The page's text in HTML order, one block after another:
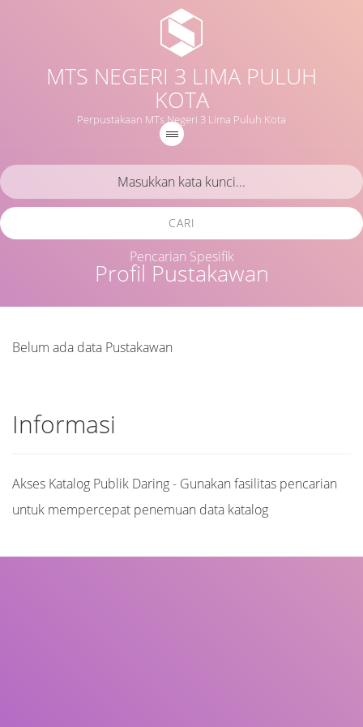
MTS NEGERI 3 LIMA PULUH
KOTA
Perpustakaan MTs Negeri 3 Lima Puluh Kota
Profil Pustakawan
CARI
Pencarian Spesifik
Belum ada data Pustakawan
Informasi
Akses Katalog Publik Daring - Gunakan fasilitas pencarian
untuk mempercepat penemuan data katalog